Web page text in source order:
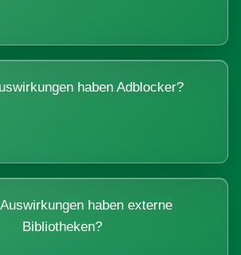
haben Adblocker?
haben externe
Bibliotheken?